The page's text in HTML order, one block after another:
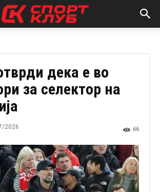
дека е во
за селектор на
2026 66